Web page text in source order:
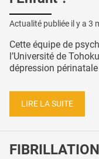
Actualité publiée il y a 3
Cette équipe de
l’Université de
dépression
LIRE LA SUITE